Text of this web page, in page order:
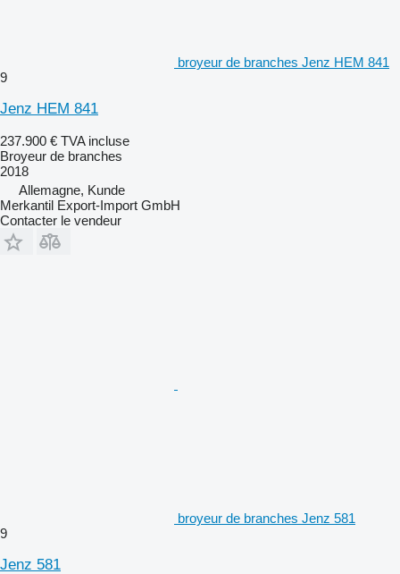
broyeur de branches Jenz HEM 841
9
Jenz HEM 841
237.900 € TVA incluse
Broyeur de branches
2018
Allemagne, Kunde
Merkantil Export-Import GmbH
Contacter le vendeur
broyeur de branches Jenz 581
9
Jenz 581